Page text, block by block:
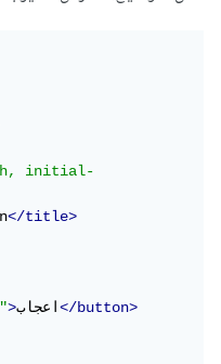
initial-
</title>
>اعجاب</button>